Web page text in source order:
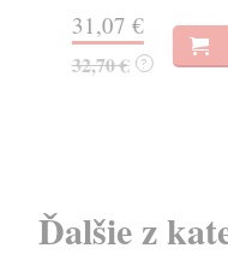
31,07 €
32,70 € ?
Ďalšie z